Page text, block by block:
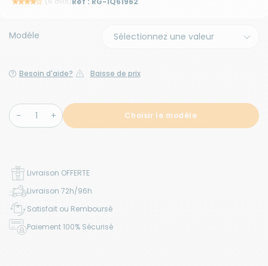
Modèle
Besoin d'aide? Baisse de prix
Choisir le modèle
Livraison OFFERTE
Livraison 72h/96h
Satisfait ou Remboursé
Paiement 100% Sécurisé